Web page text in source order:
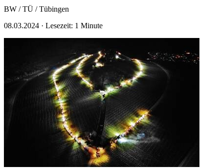
BW / TÜ / Tübingen
08.03.2024 · Lesezeit: 1 Minute